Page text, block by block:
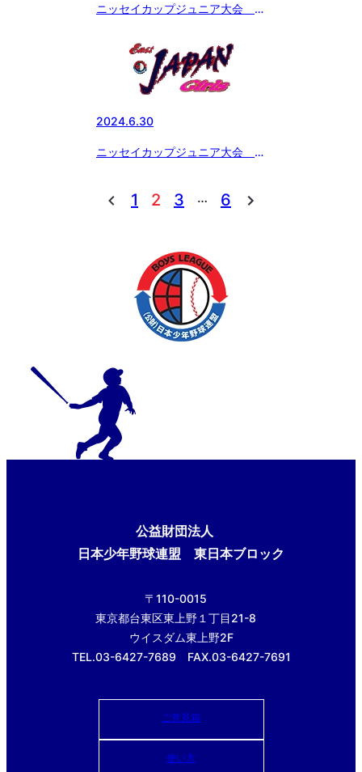
ニッセイカップジュニア大会 第
2024.6.30
ニッセイカップジュニア大会 第
1 2 3 … 6
公益財団法人
日本少年野球連盟 東日本ブロック
〒110-0015
東京都台東区東上野１丁目21-8
ウイスダム東上野2F
TEL.03-6427-7689 FAX.03-6427-7691
ご意見箱
使い方